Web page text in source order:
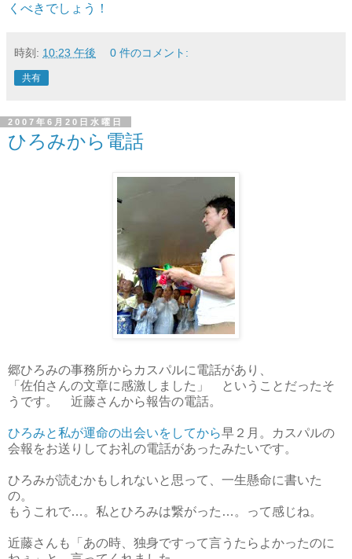
くべきでしょう！
時刻: 10:23 午後 0 件のコメント:
共有
2007年6月20日水曜日
ひろみから電話
郷ひろみの事務所からカスパルに電話があり、
「佐伯さんの文章に感激しました」 ということだったそ
うです。 近藤さんから報告の電話。
ひろみと私が運命の出会いをしてから早２月。カスパルの
会報をお送りしてお礼の電話があったみたいです。
ひろみが読むかもしれないと思って、一生懸命に書いた
の。
もうこれで…。私とひろみは繋がった…。って感じね。
近藤さんも「あの時、独身ですって言うたらよかったのに